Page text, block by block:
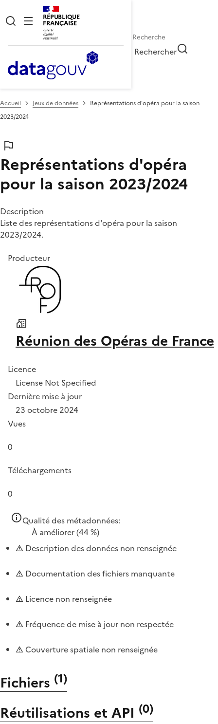
RÉPUBLIQUE
FRANÇAISE
Rechercher
Accueil Jeux de données
Représentations d'opéra pour la saison
2023/2024
Représentations d'opéra
pour la saison 2023/2024
Description
Liste des représentations d'opéra pour la saison
2023/2024.
Producteur
Réunion des Opéras de France
Licence
License Not Specified
Dernière mise à jour
23 octobre 2024
Vues
0
Téléchargements
0
Qualité des métadonnées:
À améliorer(44 %)
Description des données non renseignée
Documentation des fichiers manquante
Licence non renseignée
Fréquence de mise à jour non respectée
Couverture spatiale non renseignée
Fichiers (1)
Réutilisations et API (0)